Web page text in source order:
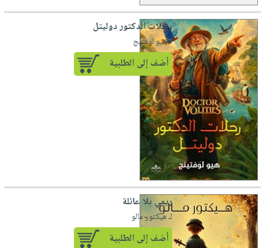
رحلات الدكتور دوليتل
لـ هيو لوفتيج
أضف إلى الطلبية
ريمي بلا عائلة
لـ هيكتور مالو
أضف إلى الطلبية